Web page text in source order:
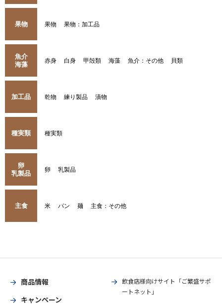
果物 果物 果物：加工品
魚介
海藻
赤身 白身 甲殻類 海藻 魚介：その他 貝類
加工品 乾物 練り製品 漬物
種実類 種実類
卵
乳製品
卵 乳製品
主食 米 パン 麺 主食：その他
商品情報
キャンペーン
飲食店様向けサイト「ご繁盛サポ
ートネット」